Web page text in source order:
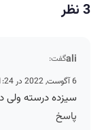
3 نظر
aliگفت:
6 آگوست, 2022 در 1:24 ب.ظ
سیزده درسته ولی
پاسخ